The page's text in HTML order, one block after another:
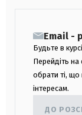
Email -
Будьте в
Перейдіть на
обрати ті,
інтересам.
ДО